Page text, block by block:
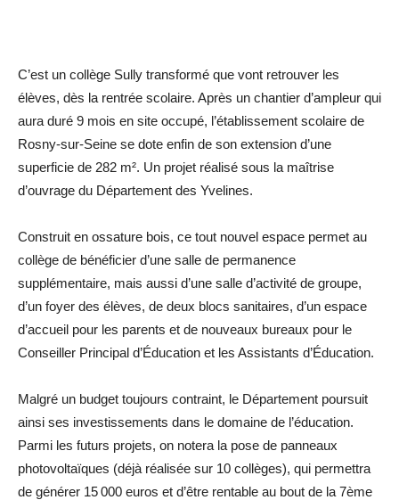
C’est un collège Sully transformé que vont retrouver les
élèves, dès la rentrée scolaire. Après un chantier d’ampleur qui
aura duré 9 mois en site occupé, l’établissement scolaire de
Rosny-sur-Seine se dote enfin de son extension d’une
superficie de 282 m². Un projet réalisé sous la maîtrise
d’ouvrage du ­Département des Yvelines.
Construit en ossature bois, ce tout nouvel espace permet au
collège de bénéficier d’une salle de permanence
supplémentaire, mais aussi d’une salle d’activité de groupe,
d’un foyer des élèves, de deux blocs sanitaires, d’un espace
d’accueil pour les parents et de nouveaux bureaux pour le
Conseiller Principal d’Éducation et les Assistants d’Éducation.
Malgré un budget toujours contraint, le Département poursuit
ainsi ses investissements dans le domaine de l’éducation.
Parmi les futurs projets, on notera la pose de panneaux
photovoltaïques (déjà réalisée sur 10 collèges), qui permettra
de générer 15 000 euros et d’être rentable au bout de la 7ème